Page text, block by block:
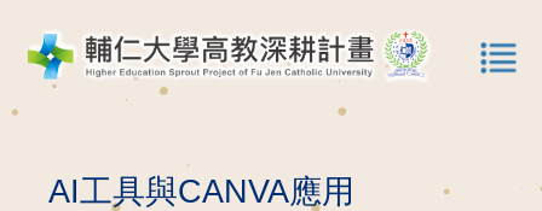
AI工具與CANVA應用